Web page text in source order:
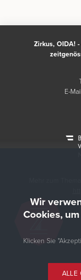
Zirkus, OIDA!
E-
Mehr zum
Wir
Cookies,
Klicken Sie
ALLE